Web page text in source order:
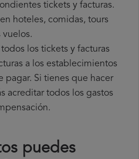
tickets y facturas.
hoteles, comidas, tours
los tickets y facturas
a los establecimientos
pagar. Si tienes que hacer
acreditar todos los gastos
puedes